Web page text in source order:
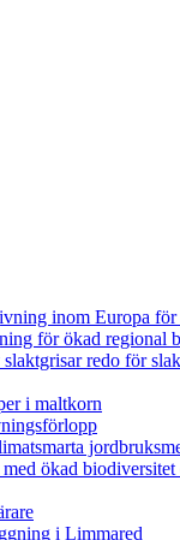
inom Europa
för ökad regional
redo för
i maltkorn
ökad biodiversitet
i Limmared